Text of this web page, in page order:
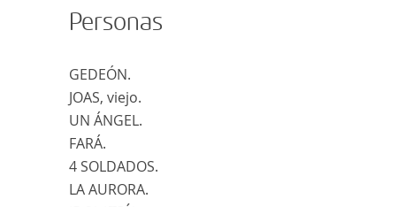
Personas
GEDEÓN.
JOAS, viejo.
UN ÁNGEL.
FARÁ.
4 SOLDADOS.
LA AURORA.